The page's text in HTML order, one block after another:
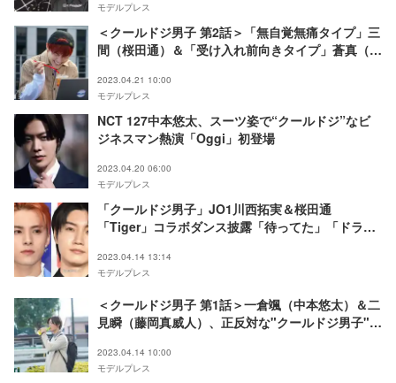
モデルプレス
＜クールドジ男子 第2話＞「無自覚無痛タイプ」三
間（桜田通）＆「受け入れ前向きタイプ」蒼真（川
2023.04.21 10:00
モデルプレス
NCT 127中本悠太、スーツ姿で“クールドジ”なビ
ジネスマン熱演「Oggi」初登場
2023.04.20 06:00
モデルプレス
「クールドジ男子」JO1川西拓実＆桜田通
「Tiger」コラボダンス披露「待ってた」「ドラマ
2023.04.14 13:14
モデルプレス
＜クールドジ男子 第1話＞一倉颯（中本悠太）＆二
見瞬（藤岡真威人）、正反対な"クールドジ男子"の
2023.04.14 10:00
モデルプレス